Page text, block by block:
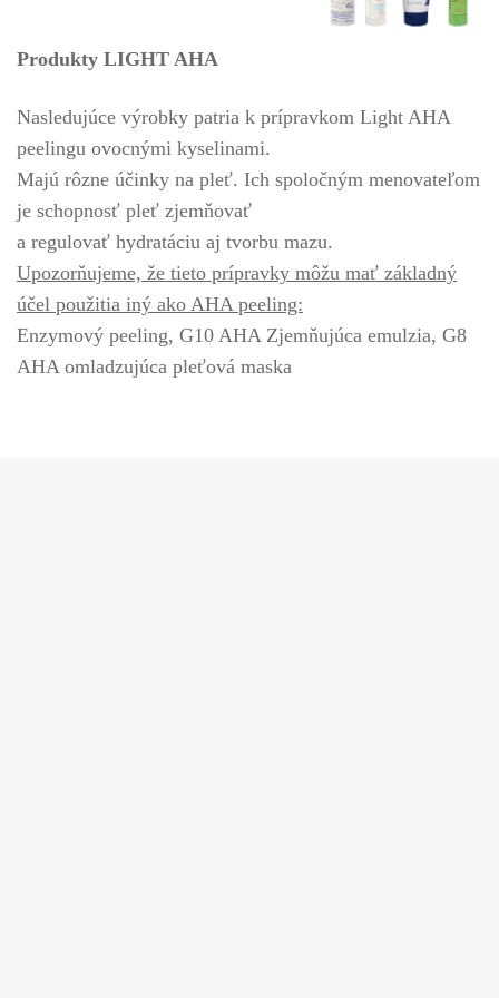
Produkty LIGHT AHA
Nasledujúce výrobky patria k prípravkom Light AHA
peelingu ovocnými kyselinami.
Majú rôzne účinky na pleť. Ich spoločným menovateľom
je schopnosť pleť zjemňovať
a regulovať hydratáciu aj tvorbu mazu.
Upozorňujeme, že tieto prípravky môžu mať základný
účel použitia iný ako AHA peeling:
Enzymový peeling, G10 AHA Zjemňujúca emulzia, G8
AHA omladzujúca pleťová maska